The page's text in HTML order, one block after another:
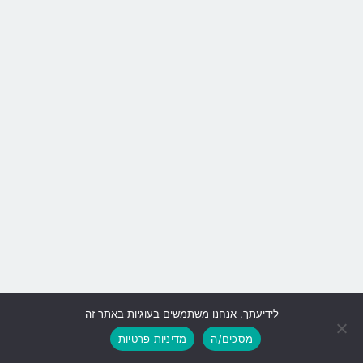
גלילה
לראש
לידיעתך, אנחנו משתמשים בעוגיות באתר זה
מסכים/ה
מדיניות פרטיות